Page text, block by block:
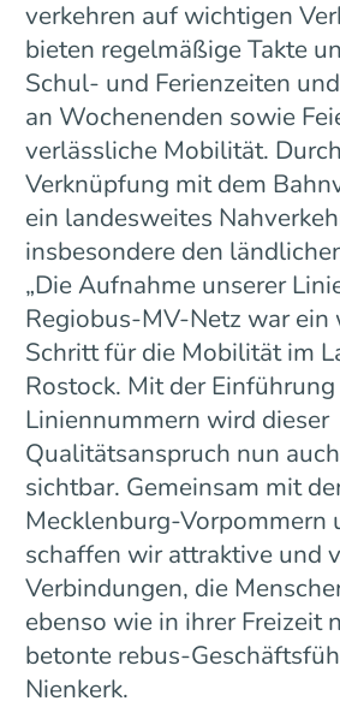
verkehren auf wichtigen
bieten regelmäßige Takte
Schul- und Ferienzeiten
an Wochenenden sowie
verlässliche Mobilität.
Verknüpfung mit dem
ein landesweites
insbesondere den
„Die Aufnahme unserer
Regiobus-MV-Netz war ein
Schritt für die Mobilität im
Rostock. Mit der
Liniennummern wird dieser
Qualitätsanspruch nun
sichtbar. Gemeinsam mit
Mecklenburg-Vorpommern
schaffen wir attraktive und
Verbindungen, die
ebenso wie in ihrer Freizeit
betonte rebus-
Nienkerk.